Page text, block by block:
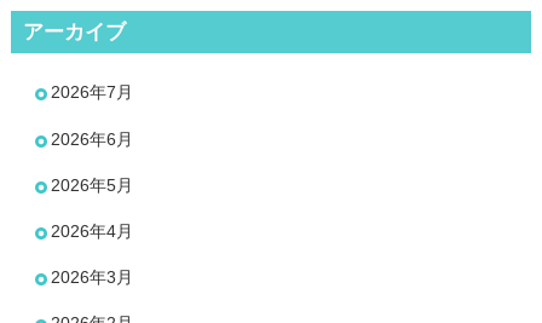
ゲ
ー
シ
ン
アーカイブ
2026年7月
2026年6月
2026年5月
2026年4月
2026年3月